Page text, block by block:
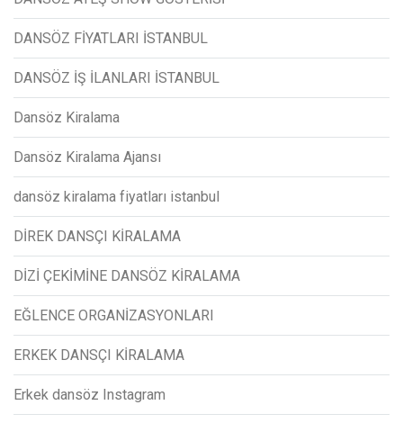
DANSÖZ FİYATLARI İSTANBUL
DANSÖZ İŞ İLANLARI İSTANBUL
Dansöz Kiralama
Dansöz Kiralama Ajansı
dansöz kiralama fiyatları istanbul
DİREK DANSÇI KİRALAMA
DİZİ ÇEKİMİNE DANSÖZ KİRALAMA
EĞLENCE ORGANİZASYONLARI
ERKEK DANSÇI KİRALAMA
Erkek dansöz Instagram